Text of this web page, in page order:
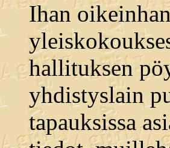
Ihan
hallituksen
yhdistyslain
tapauksissa